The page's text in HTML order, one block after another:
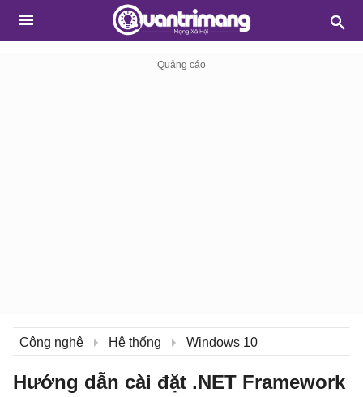
Công nghệ Hệ thống Windows 10
Hướng dẫn cài đặt .NET Framework